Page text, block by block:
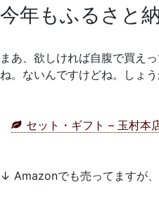
今年もふるさと
まあ、欲しければ自腹で買え
ね。ないんですけどね。しょ
セット・ギフト – 玉村本
↓ Amazonでも売ってますが、